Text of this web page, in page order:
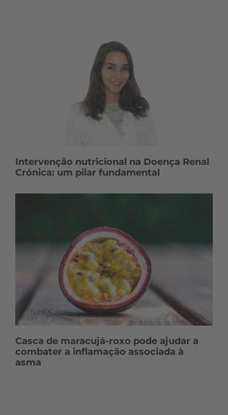
Intervenção nutricional na Doença Renal
Crónica: um pilar fundamental
Casca de maracujá-roxo pode ajudar a
combater a inflamação associada à
asma